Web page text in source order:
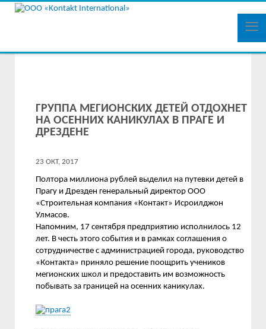
ГРУППА МЕГИОНСКИХ ДЕТЕЙ ОТДОХНЕТ
НА ОСЕННИХ КАНИКУЛАХ В ПРАГЕ И
ДРЕЗДЕНЕ
23 ОКТ, 2017
Полтора миллиона рублей выделил на путевки детей в
Прагу и Дрезден генеральный директор ООО
«Строительная компания «Контакт» Исроилджон
Улмасов.
Напомним, 17 сентября предприятию исполнилось 12
лет. В честь этого события и в рамках соглашения о
сотрудничестве с администрацией города, руководство
«Контакта» приняло решение поощрить учеников
мегионских школ и предоставить им возможность
побывать за границей на осенних каникулах.